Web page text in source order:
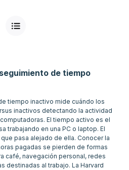
de tiempo
tiempo inactivo mide cuándo los
inactivos detectando la actividad
El tiempo activo es el
trabajando en una PC o laptop. El
pasa alejado de ella. Conocer la
pagadas se pierden de formas
café, navegación personal, redes
destinadas al trabajo. La Harvard